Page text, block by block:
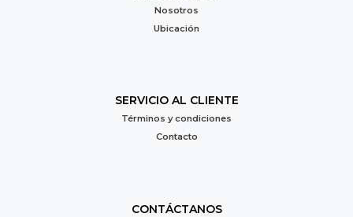
Nosotros
Ubicación
SERVICIO AL CLIENTE
Términos y condiciones
Contacto
CONTÁCTANOS